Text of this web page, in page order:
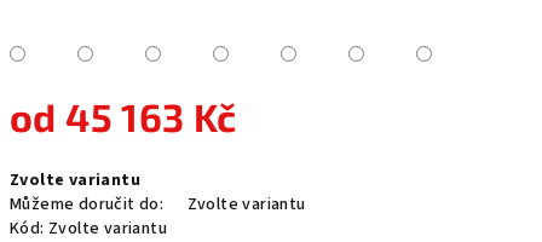
od45 163 Kč
cena:
Zvolte variantu
Můžeme doručit do:
Zvolte variantu
Kód: Zvolte variantu